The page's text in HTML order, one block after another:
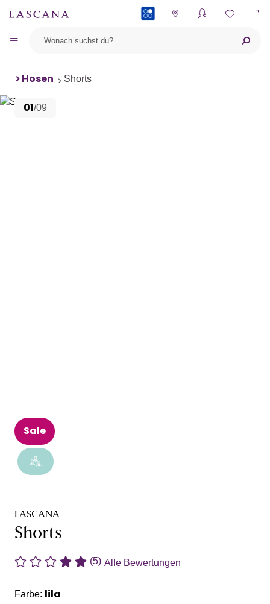
Hosen Shorts
01/09
Sale
LASCANA
Shorts
(5) Alle Bewertungen
Farbe: lila